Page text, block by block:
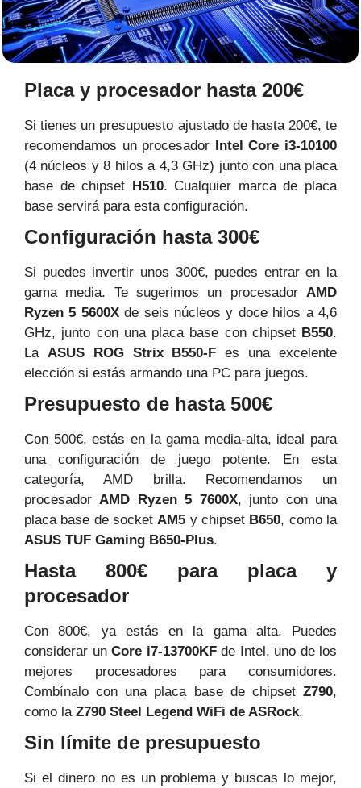
Placa y procesador hasta 200€
Si tienes un presupuesto ajustado de hasta 200€, te
recomendamos un procesador Intel Core i3-10100
(4 núcleos y 8 hilos a 4,3 GHz) junto con una placa
base de chipset H510. Cualquier marca de placa
base servirá para esta configuración.
Configuración hasta 300€
Si puedes invertir unos 300€, puedes entrar en la
gama media. Te sugerimos un procesador AMD
Ryzen 5 5600Xde seis núcleos y doce hilos a 4,6
GHz, junto con una placa base con chipset B550.
La ASUS ROG Strix B550-F es una excelente
elección si estás armando una PC para juegos.
Presupuesto de hasta 500€
Con 500€, estás en la gama media-alta, ideal para
una configuración de juego potente. En esta
categoría, AMD brilla. Recomendamos un
procesador AMD Ryzen 5 7600X, junto con una
placa base de socket AM5 y chipset B650, como la
ASUS TUF Gaming B650-Plus.
Hasta 800€ para placa y
procesador
Con 800€, ya estás en la gama alta. Puedes
considerar un Core i7-13700KFde Intel, uno de los
mejores procesadores para consumidores.
Combínalo con una placa base de chipset Z790,
como la Z790 Steel Legend WiFi de ASRock.
Sin límite de presupuesto
Si el dinero no es un problema y buscas lo mejor,